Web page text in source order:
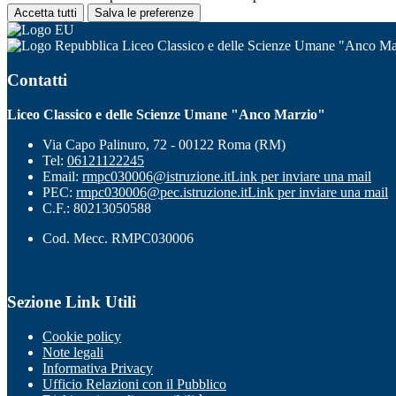
Accetta tutti Salva le preferenze
Liceo Classico e delle Scienze Umane "Anco
Contatti
Liceo Classico e delle Scienze Umane "Anco Marzio"
Via Capo Palinuro, 72 - 00122 Roma (RM)
Tel: 06121122245
Email: rmpc030006@istruzione.itLink per inviare una mail
PEC: rmpc030006@pec.istruzione.itLink per inviare una mail
C.F.: 80213050588
Cod. Mecc. RMPC030006
Sezione Link Utili
Cookie policy
Note legali
Informativa Privacy
Ufficio Relazioni con il Pubblico